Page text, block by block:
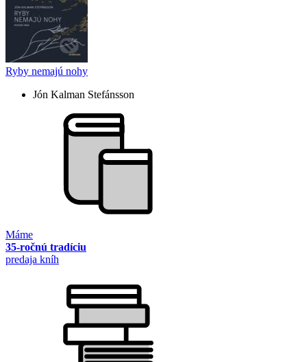
Ryby nemajú nohy
Jón Kalman Stefánsson
Máme
35-ročnú tradíciu
predaja kníh